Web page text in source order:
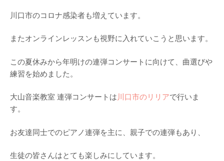
川口市のコロナ感染者も増えています。
またオンラインレッスンも視野に入れていこうと思います。
この夏休みから年明けの連弾コンサートに向けて、曲選びや
練習を始めました。
大山音楽教室 連弾コンサートは川口市のリリアで行いま
す。
お友達同士でのピアノ連弾を主に、親子での連弾もあり、
生徒の皆さんはとても楽しみにしています。